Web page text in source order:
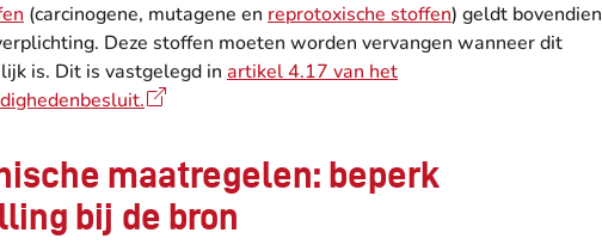
(carcinogene, mutagene en reprotoxische stoffen) geldt bovendien
Deze stoffen moeten worden vervangen wanneer dit
is. Dit is vastgelegd in artikel 4.17 van het
maatregelen: beperk
bij de bron